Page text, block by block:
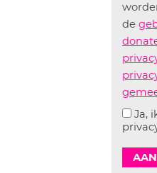
de
Ja,